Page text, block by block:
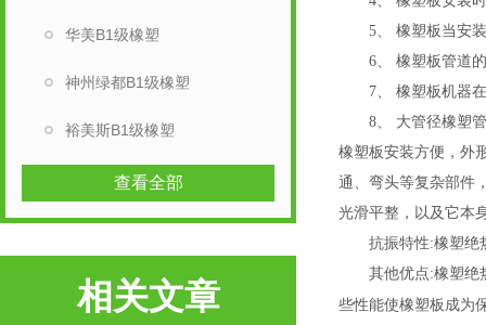
华美B1级橡塑
神州绿都B1级橡塑
裕美斯B1级橡塑
查看全部
相关文章
5、 橡塑板当安装
6、 橡塑板管道的
7、 橡塑板机器在
8、 大管径橡塑管
橡塑板安装方便，外
通、弯头等复杂部件
光滑平整，以及它本
抗振特性:橡塑绝热
其他优点:橡塑绝热
些性能使橡塑板成为